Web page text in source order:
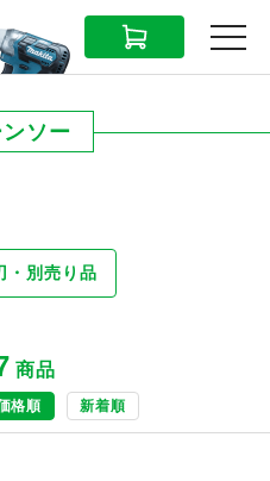
MENU
ソー
・別売り品
商品
格順 新着順